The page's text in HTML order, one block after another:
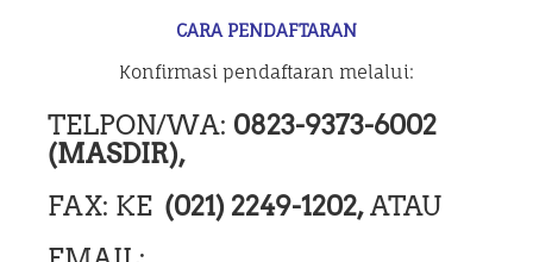
CARA PENDAFTARAN
Konfirmasi pendaftaran melalui:
TELPON/WA: 0823-9373-6002
(MASDIR),
FAX: KE (021) 2249-1202,ATAU